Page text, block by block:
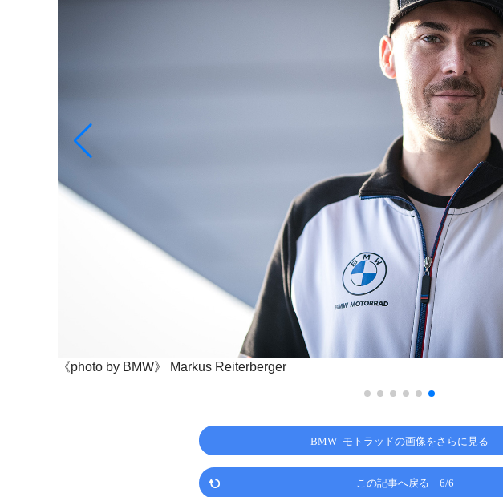
《photo by BMW》 Markus Reiterberger
BMW モトラッドの画像をさらに見る
この記事へ戻る 6/6